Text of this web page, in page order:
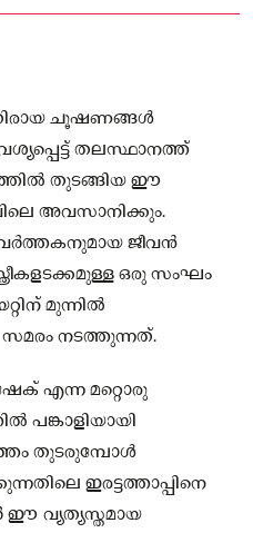
ചൂഷണങ്ങൾ
തലസ്ഥാനത്ത്
തുടങ്ങിയ ഈ
അവസാനിക്കും.
ജീവൻ
ഒരു സംഘം
മുന്നിൽ
നടത്തുന്നത്.
എന്ന മറ്റൊരു
പങ്കാളിയായി
തുടരുമ്പോൾ
ഇരട്ടത്താപ്പിനെ
വ്യത്യസ്തമായ